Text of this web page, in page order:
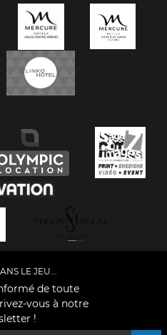
LE JEU...
de toute
vous à notre
!